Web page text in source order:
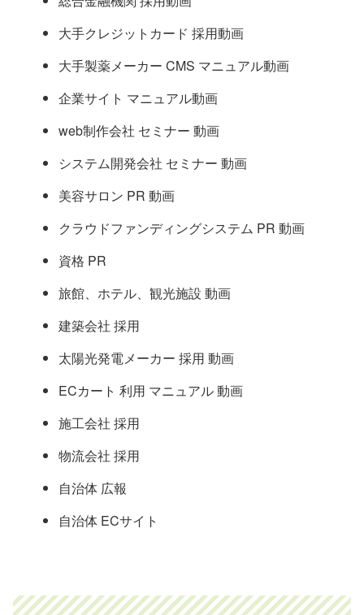
大手クレジットカード 採用動画
大手製薬メーカー CMS マニュアル動画
企業サイト マニュアル動画
web制作会社 セミナー 動画
システム開発会社 セミナー 動画
美容サロン PR 動画
クラウドファンディングシステム PR 動画
資格 PR
旅館、ホテル、観光施設 動画
建築会社 採用
太陽光発電メーカー 採用 動画
ECカート 利用 マニュアル 動画
施工会社 採用
物流会社 採用
自治体 広報
自治体 ECサイト